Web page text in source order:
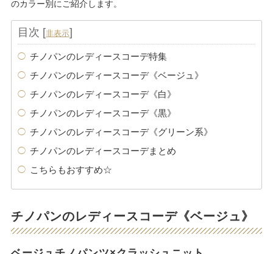
のカラー別にご紹介します。
目次 [非表示]
チノパンのレディースコーデ特集
チノパンのレディースコーデ《ベージュ》
チノパンのレディースコーデ《白》
チノパンのレディースコーデ《黒》
チノパンのレディースコーデ《グリーン系》
チノパンのレディースコーデまとめ
こちらもおすすめ☆
チノパンのレディースコーデ《ベージュ》